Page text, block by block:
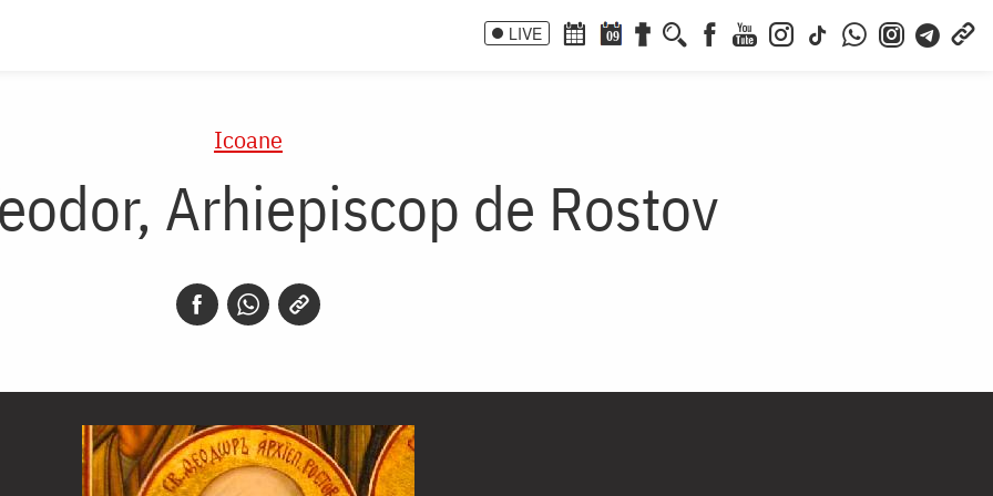
LIVE 09
Icoane
Arhiepiscop de Rostov